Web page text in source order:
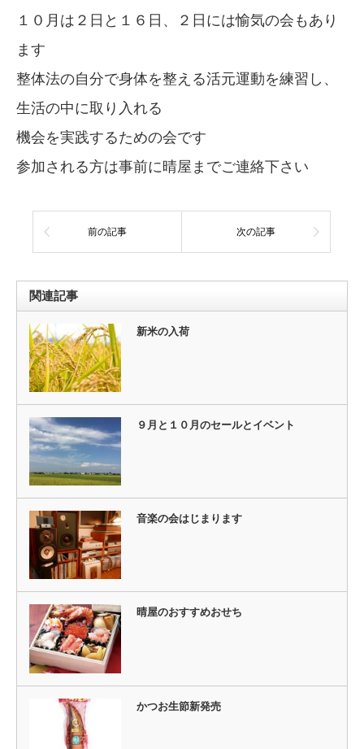
１０月は２日と１６日、２日には愉気の会もあり
ます
整体法の自分で身体を整える活元運動を練習し、
生活の中に取り入れる
機会を実践するための会です
参加される方は事前に晴屋までご連絡下さい
前の記事 次の記事
関連記事
新米の入荷
９月と１０月のセールとイベント
音楽の会はじまります
晴屋のおすすめおせち
かつお生節新発売